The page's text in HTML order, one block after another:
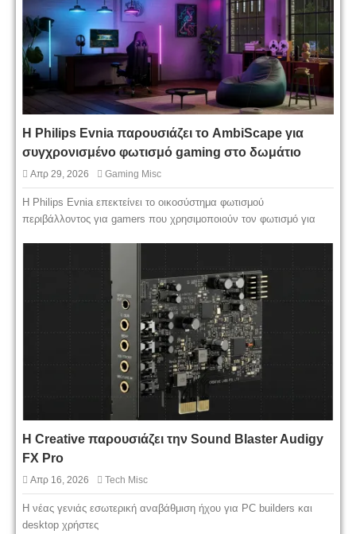
Η Philips Evnia παρουσιάζει το AmbiScape για
συγχρονισμένο φωτισμό gaming στο δωμάτιο
Απρ 29, 2026 Gaming Misc
Η Philips Evnia επεκτείνει το οικοσύστημα φωτισμού
περιβάλλοντος για gamers που χρησιμοποιούν τον φωτισμό για
Η Creative παρουσιάζει την Sound Blaster Audigy
FX Pro
Απρ 16, 2026 Tech Misc
Η νέας γενιάς εσωτερική αναβάθμιση ήχου για PC builders και
desktop χρήστες